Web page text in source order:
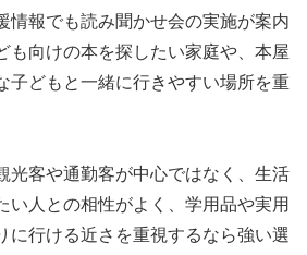
情報でも読み聞かせ会の実施が案内
も向けの本を探したい家庭や、本屋
子どもと一緒に行きやすい場所を重
光客や通勤客が中心ではなく、生活
い人との相性がよく、学用品や実用
に行ける近さを重視するなら強い選